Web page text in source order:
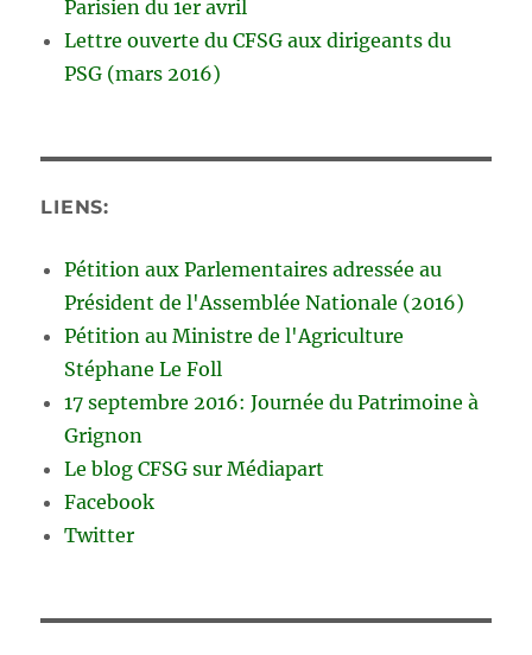
Parisien du 1er avril
Lettre ouverte du CFSG aux dirigeants du
PSG (mars 2016)
LIENS:
Pétition aux Parlementaires adressée au
Président de l'Assemblée Nationale (2016)
Pétition au Ministre de l'Agriculture
Stéphane Le Foll
17 septembre 2016: Journée du Patrimoine à
Grignon
Le blog CFSG sur Médiapart
Facebook
Twitter